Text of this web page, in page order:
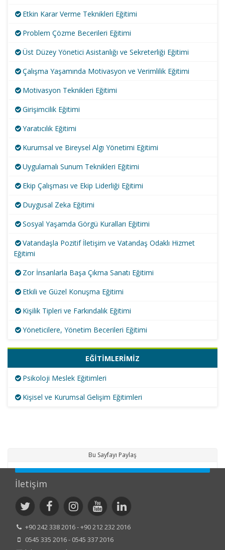
Etkin Karar Verme Teknikleri Eğitimi
Problem Çözme Becerileri Eğitimi
Üst Düzey Yönetici Asistanlığı ve Sekreterliği Eğitimi
Çalışma Yaşamında Motivasyon ve Verimlilik Eğitimi
Motivasyon Teknikleri Eğitimi
Girişimcilik Eğitimi
Yaratıcılık Eğitimi
Kurumsal ve Bireysel Algı Yönetimi Eğitimi
Uygulamalı Sunum Teknikleri Eğitimi
Ekip Çalışması ve Ekip Liderliği Eğitimi
Duygusal Zeka Eğitimi
Sosyal Yaşamda Görgü Kuralları Eğitimi
Vatandaşla Pozitif İletişim ve Vatandaş Odaklı Hizmet
Eğitimi
Zor İnsanlarla Başa Çıkma Sanatı Eğitimi
Etkili ve Güzel Konuşma Eğitimi
Kişilik Tipleri ve Farkındalık Eğitimi
Yöneticilere, Yönetim Becerileri Eğitimi
EĞİTİMLERİMİZ
Psikoloji Meslek Eğitimleri
Kişisel ve Kurumsal Gelişim Eğitimleri
Bu Sayfayı Paylaş
İletişim
+90 242 338 2016 - +90 212 232 2016
0545 335 2016 - 0545 337 2016